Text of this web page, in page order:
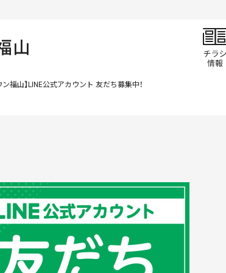
ン福山】LINE公式アカウント 友だち募集中！